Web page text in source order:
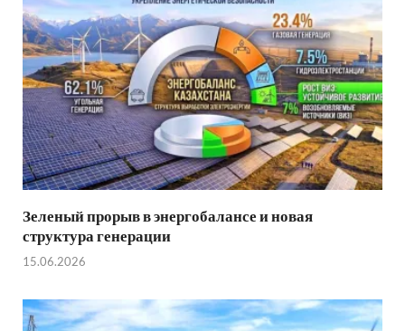
Зеленый прорыв в энергобалансе и новая
структура генерации
15.06.2026